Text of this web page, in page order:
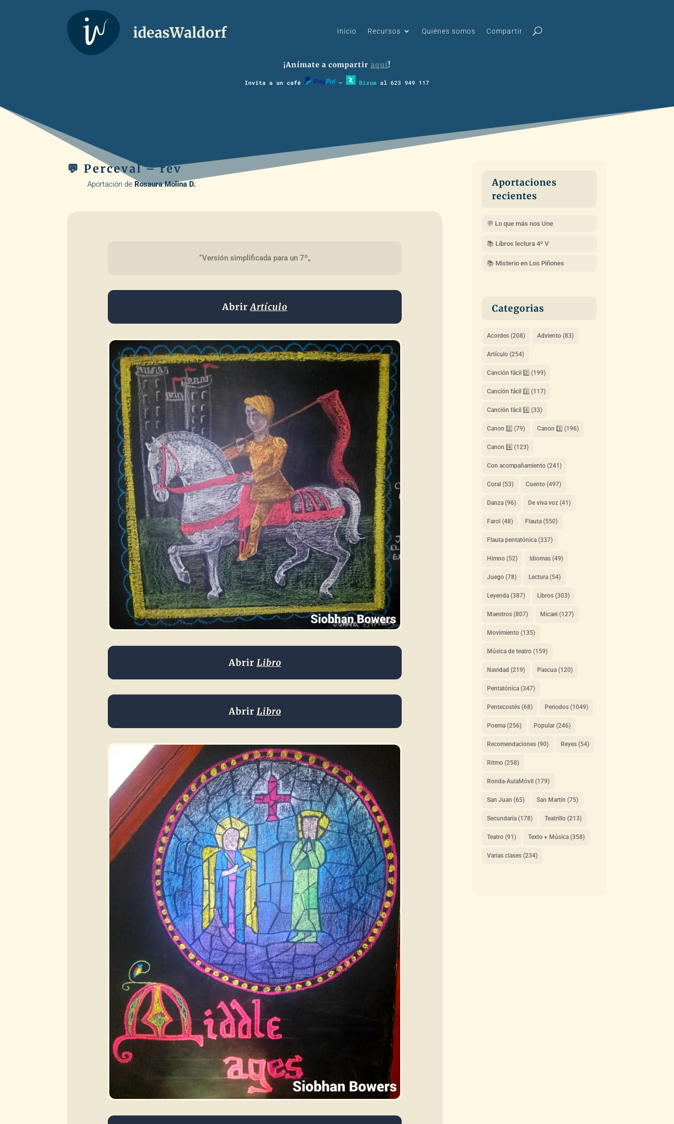
Inicio Recursos Quiénes somos Compartir
¡Anímate a compartir aquí!
Invita a un café – Bizum al 623 949 117
💬 Perceval – rev
Aportación de Rosaura Molina D.
“Versión simplificada para un 7º„
AbrirArtículo
Abrir Libro
Abrir Libro
Aportaciones
recientes
💬 Lo que más nos Une
📚 Libros lectura 4º V
📚 Misterio en Los Piñones
Categorias
Acordes(208) Adviento(83)
Artículo(254)
Canción fácil 2️⃣ (199)
Canción fácil 3️⃣ (117)
Canción fácil 4️⃣ (33)
Canon 2️⃣ (79) Canon 3️⃣ (196)
Canon 4️⃣ (123)
Con acompañamiento(241)
Coral (53) Cuento(497)
Danza(96) De viva voz(41)
Farol (48) Flauta(550)
Flauta pentatónica(337)
Himno(52) Idiomas(49)
Juego(78) Lectura(54)
Leyenda(387) Libros(303)
Maestros(807) Micael (127)
Movimiento(135)
Música de teatro(159)
Navidad (219) Pascua(120)
Pentatónica(347)
Pentecostés(68) Periodos(1049)
Poema(256) Popular(246)
Recomendaciones(90) Reyes(54)
Ritmo(258)
Ronda-AulaMóvil (179)
San Juan (65) San Martín (75)
Secundaria(178) Teatrillo(213)
Teatro(91) Texto + Música(358)
Varias clases(234)